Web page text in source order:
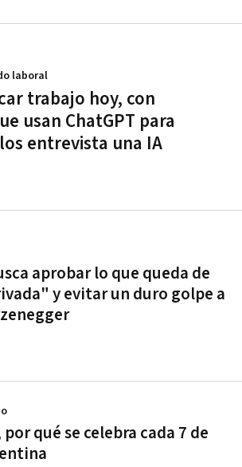
trabajo hoy, con
usan ChatGPT para
entrevista una IA
laboral
aprobar lo que queda de
y evitar un duro golpe a
qué se celebra cada 7 de